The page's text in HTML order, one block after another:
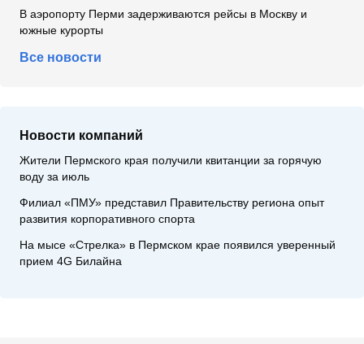
В аэропорту Перми задерживаются рейсы в Москву и
южные курорты
Все новости
Новости компаний
Жители Пермского края получили квитанции за горячую
воду за июль
Филиал «ПМУ» представил Правительству региона опыт
развития корпоративного спорта
На мысе «Стрелка» в Пермском крае появился уверенный
прием 4G Билайна